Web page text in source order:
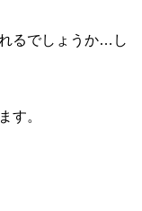
るでしょうか…し
す。